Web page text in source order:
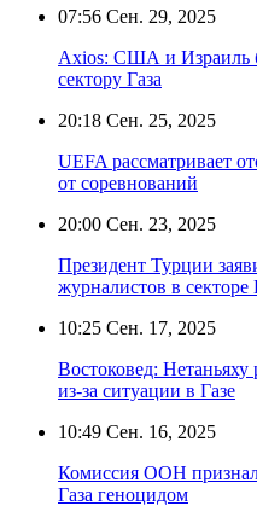
07:56 Сен. 29, 2025
Axios: США и Израиль
сектору Газа
20:18 Сен. 25, 2025
UEFA рассматривает
от соревнований
20:00 Сен. 23, 2025
Президент Турции
журналистов в секторе
10:25 Сен. 17, 2025
Востоковед: Нетаньяху
из-за ситуации в Газе
10:49 Сен. 16, 2025
Комиссия ООН
Газа геноцидом